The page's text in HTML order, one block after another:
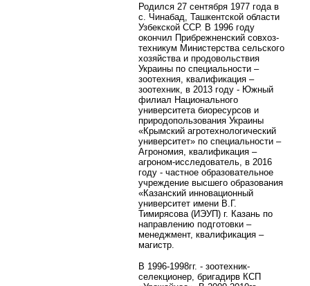
Родился 27 сентября 1977 года в
с. Чинабад, Ташкентской области
Узбекской ССР. В 1996 году
окончил Прибрежненский совхоз-
техникум Министерства сельского
хозяйства и продовольствия
Украины по специальности –
зоотехния, квалификация –
зоотехник, в 2013 году - Южный
филиал Национального
университета биоресурсов и
природопользования Украины
«Крымский агротехнологический
университет» по специальности –
Агрономия, квалификация –
агроном-исследователь, в 2016
году - частное образовательное
учреждение высшего образования
«Казанский инновационный
университет имени В.Г.
Тимирясова (ИЭУП) г. Казань по
направлению подготовки –
менеджмент, квалификация –
магистр.
В 1996-1998гг. - зоотехник-
селекционер, бригадирв КСП